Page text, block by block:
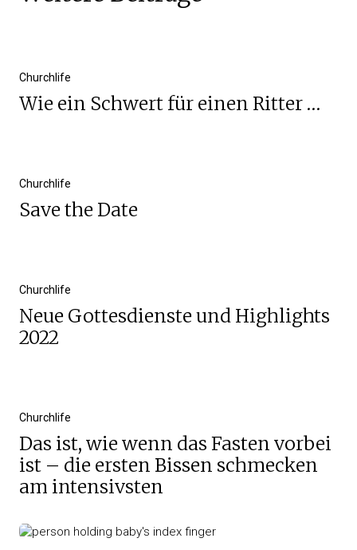
Churchlife
Wie ein Schwert für einen Ritter …
Churchlife
Save the Date
Churchlife
Neue Gottesdienste und Highlights
2022
Churchlife
Das ist, wie wenn das Fasten vorbei
ist – die ersten Bissen schmecken
am intensivsten